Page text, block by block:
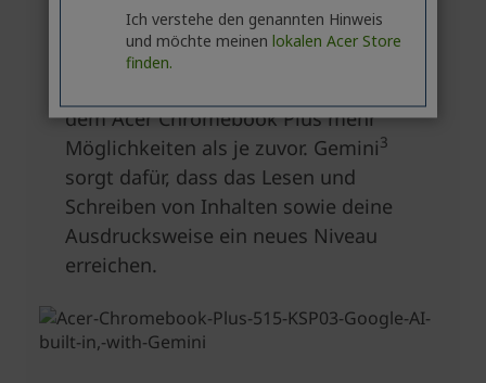
Ich verstehe den genannten Hinweis
und möchte meinen lokalen Acer Store
finden.